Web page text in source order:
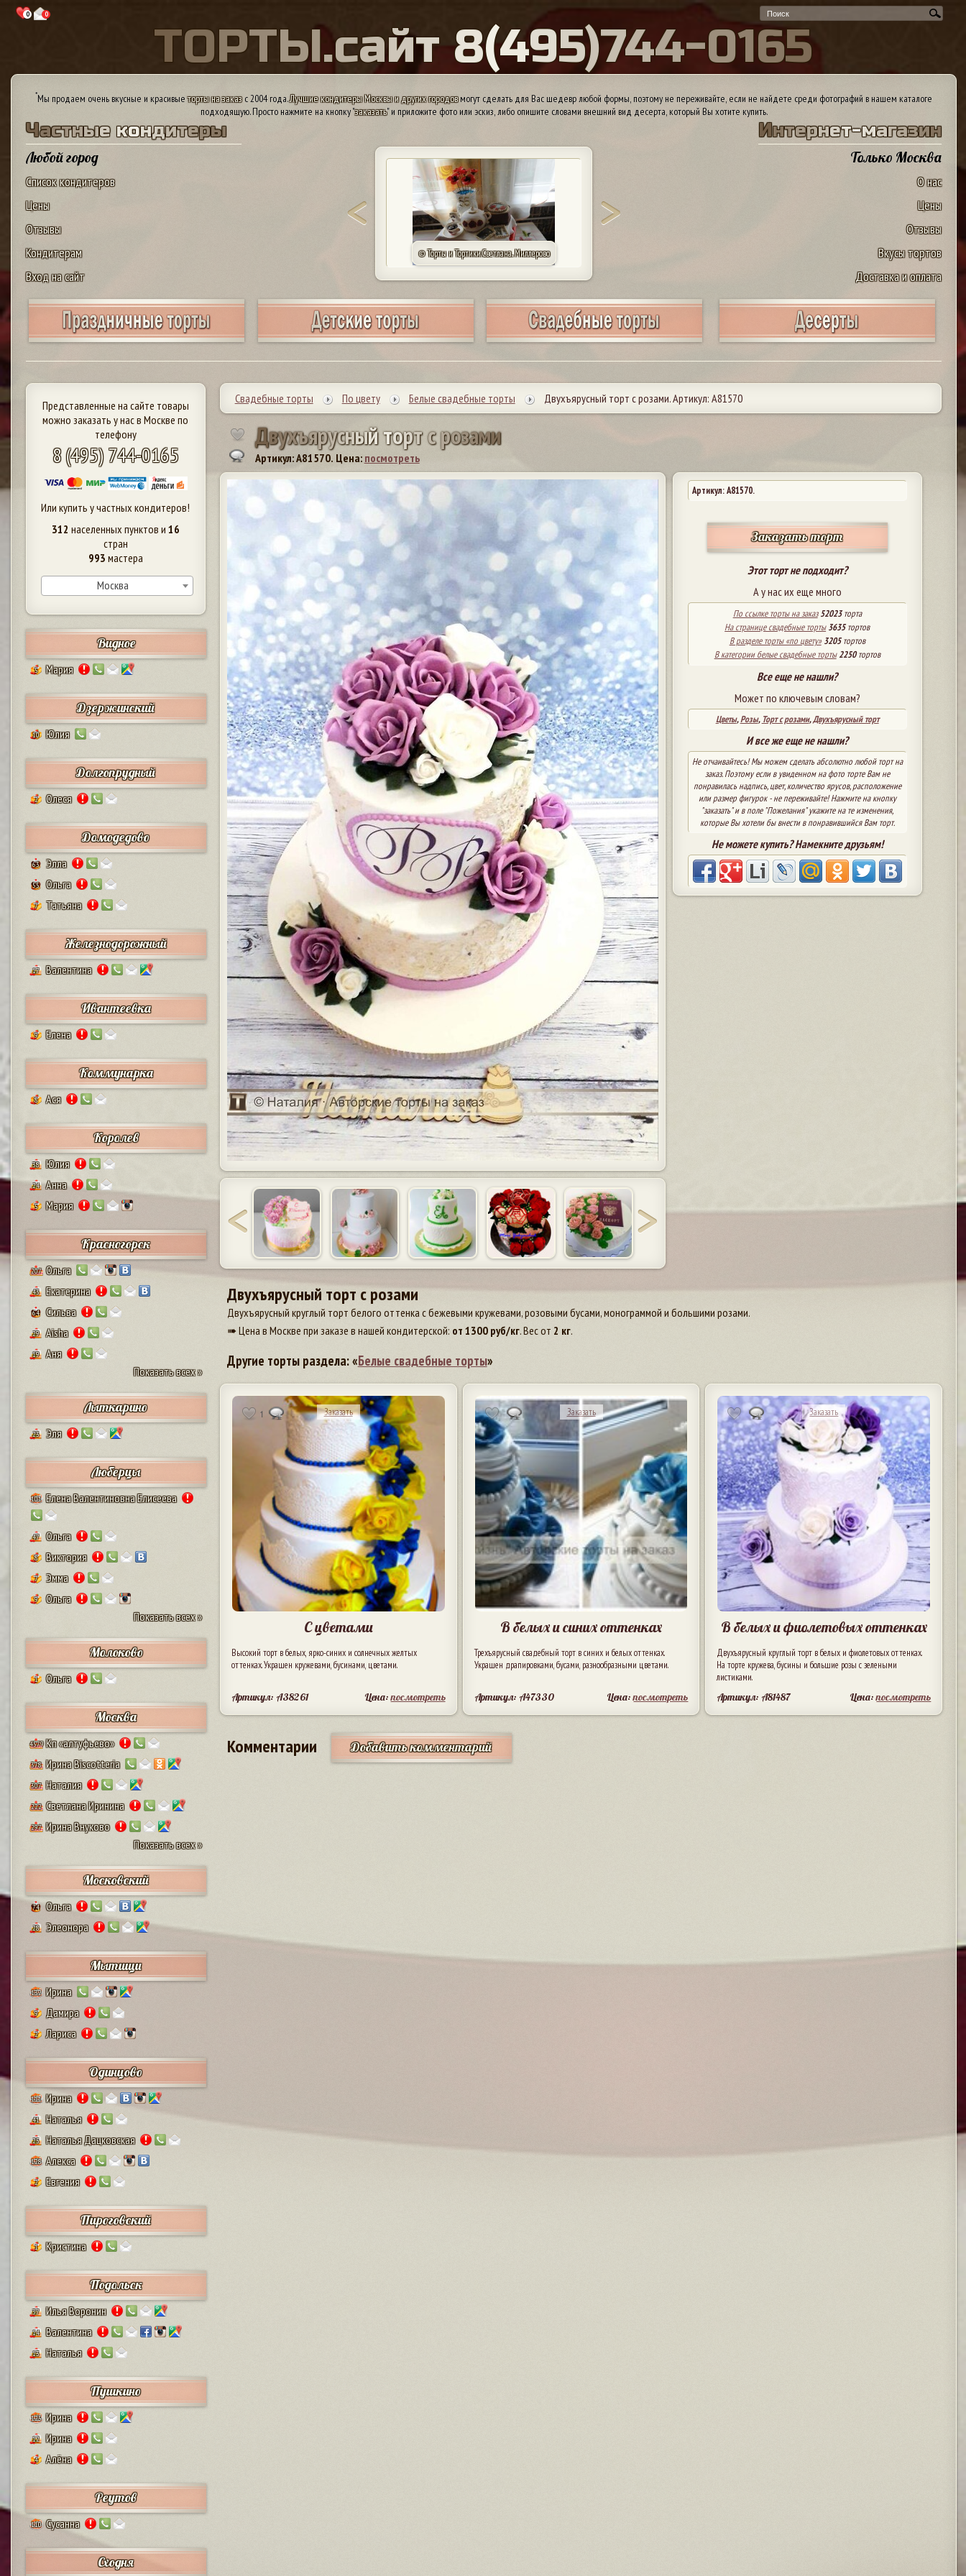
0 0
ТОРТЫ.сайт 8(495)744-0165
*Мы продаем очень вкусные и красивыеторты на заказс 2004 года.Лучшие кондитеры Москвы и других городовмогут сделать для Вас шедевр любой формы, поэтому не переживайте, если не найдете среди фотографий в нашем каталоге
подходящую. Просто нажмите на кнопку "заказать" и приложите фото или эскиз, либо опишите словами внешний вид десерта, который Вы хотите купить.
Частные кондитеры
Любой город
Список кондитеров
Цены
Отзывы
Кондитерам
Вход на сайт
Интернет-магазин
Только Москва
О нас
Цены
Отзывы
Вкусы тортов
Доставка и оплата
© Марина. Орск 89020352723
Представленные на сайте товары
можно заказать у нас в Москве по
телефону
8 (495) 744-0165
Или купить у частных кондитеров!
312 населенных пунктов и 16
стран
993 мастера
Москва
Видное
5 Мария
Дзержинский
10 Юлия
Долгопрудный
2 Олеся
Домодедово
63 Элла
55 Ольга
7 Татьяна
Железнодорожный
17 Валентина
Ивантеевка
9 Елена
Коммунарка
8 Ася
Королев
38 Юлия
24 Анна
5 Мария
Красногорск
207 Ольга
43 Екатерина
64 Сильва
29 Aisha
19
Аня
Показать всех »
Лыткарино
23 Эля
Люберцы
101 Елена Валентиновна Елисеева
47 Ольга
8 Виктория
7 Эмма
9
Ольга
Показать всех »
Молоково
1 Ольга
Москва
4579 Кп «алтуфьево»
378 Ирина Biscotteria
307 Наталия
222 Светлана Иринина
297 Ирина Внуково
Показать всех »
Московский
74 Ольга
28 Элеонора
Мытищи
132 Ирина
9 Дамира
2 Лариса
Одинцово
111 Ирина
41 Наталья
25 Наталья Дацковская
128 Алекса
2 Евгения
Пироговский
1 Кристина
Подольск
37 Илья Воронин
14 Валентина
13 Наталья
Пушкино
125 Ирина
12 Ирина
4 Алёна
Реутов
110 Сусанна
Сходня
Свадебные торты По цвету Белые свадебные торты Двухъярусный торт с розами. Артикул: А81570
Двухъярусныйтортсрозами
Артикул: A81570. Цена: посмотреть
Артикул: A81570.
Заказать торт
Этот торт не подходит?
А у нас их еще много
По ссылке торты на заказ 52023торта
На странице свадебные торты 3635тортов
В разделе торты «по цвету» 3205тортов
В категории белые свадебные торты 2250тортов
Все еще не нашли?
Может по ключевым словам?
Цветы,Розы, Торт с розами,Двухъярусный торт
И все же еще не нашли?
Не отчаивайтесь! Мы можем сделать абсолютно любой торт на
заказ. Поэтому если в увиденном на фото торте Вам не
понравилась надпись, цвет, количество ярусов, расположение
или размер фигурок - не переживайте! Нажмите на кнопку
"заказать" и в поле "Пожелания" укажите на те изменения,
которые Вы хотели бы внести в понравившийся Вам торт.
Не можете купить? Намекните друзьям!
Двухъярусный торт с розами
Двухъярусный круглый торт белого оттенка с бежевыми кружевами, розовыми бусами, монограммой и большими розами.
➠ Цена в Москве при заказе в нашей кондитерской: от 1300руб/кг. Вес от 2 кг.
Другие торты раздела: «Белые свадебные торты»
1 Заказать
С цветами
Высокий торт в белых, ярко-синих и солнечных желтых
оттенках. Украшен кружевами, бусинами, цветами.
Артикул: A38261 Цена:посмотреть
Заказать
В белых и синих оттенках
Трехъярусный свадебный торт в синих и белых оттенках.
Украшен драпировками, бусами, разнообразными цветами.
Артикул: A47330 Цена:посмотреть
Заказать
В белых и фиолетовых оттенках
Двухъярусный круглый торт в белых и фиолетовых оттенках.
На торте кружева, бусины и большие розы с зелеными
листиками.
Артикул: A81487 Цена:посмотреть
Комментарии Добавить комментарий